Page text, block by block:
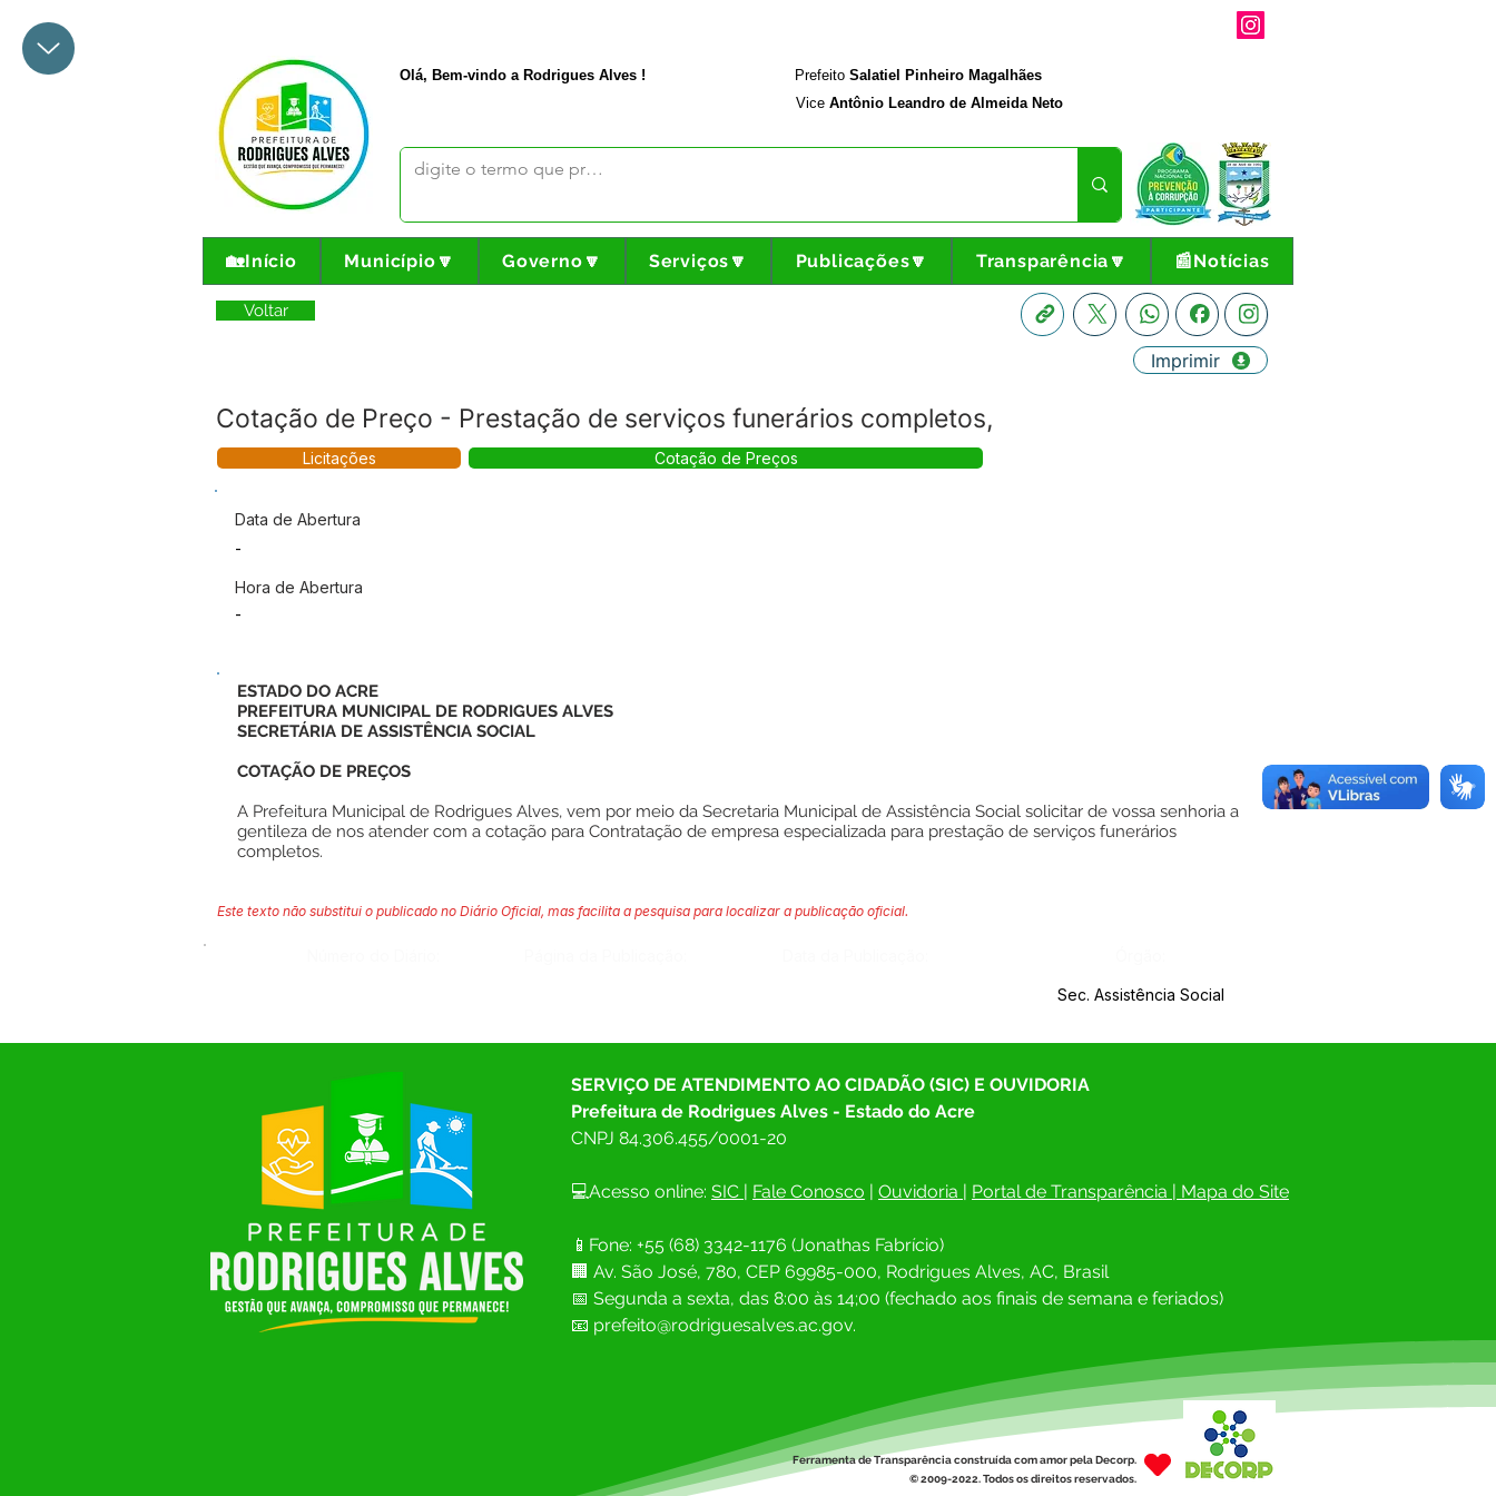
Olá, Bem-vindo a Rodrigues Alves ! Prefeito Salatiel Pinheiro Magalhães
Vice Antônio Leandro de Almeida Neto
🏡Início Município🔽 Governo🔽 Serviços🔽 Publicações🔽 Transparência🔽 📰Notícias
Voltar
Cotação de Preço - Prestação de serviços funerários completos,
Imprimir
Licitações Cotação de Preços
Data de Abertura
-
Hora de Abertura
-
ESTADO DO ACRE
PREFEITURA MUNICIPAL DE RODRIGUES ALVES
SECRETÁRIA DE ASSISTÊNCIA SOCIAL
COTAÇÃO DE PREÇOS
A Prefeitura Municipal de Rodrigues Alves, vem por meio da Secretaria Municipal de Assistência Social solicitar de vossa senhoria a
gentileza de nos atender com a cotação para Contratação de empresa especializada para prestação de serviços funerários
completos.
Este texto não substitui o publicado no Diário Oficial, mas facilita a pesquisa para localizar a publicação oficial.
Sec. Assistência Social
SERVIÇO DE ATENDIMENTO AO CIDADÃO (SIC) E OUVIDORIA
Prefeitura de Rodrigues Alves - Estado do Acre
CNPJ 84.306.455/0001-20
💻Acesso online: SIC | Fale Conosco | Ouvidoria | Portal de Transparência | Mapa do Site
📱Fone: +55 (68) 3342-1176 (Jonathas Fabrício)
🏢 Av. São José, 780, CEP 69985-000, Rodrigues Alves, AC, Brasil
📅 Segunda a sexta, das 8:00 às 14;00 (fechado aos finais de semana e feriados)
📧 prefeito@rodriguesalves.ac.gov.
Ferramenta de Transparência construída com amor pela Decorp.
© 2009-2022. Todos os direitos reservados.